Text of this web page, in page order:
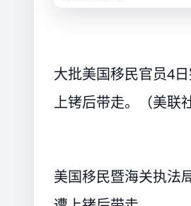
大批美国移民官员4
上铐后带走。（美联社
美国移民暨海关执法